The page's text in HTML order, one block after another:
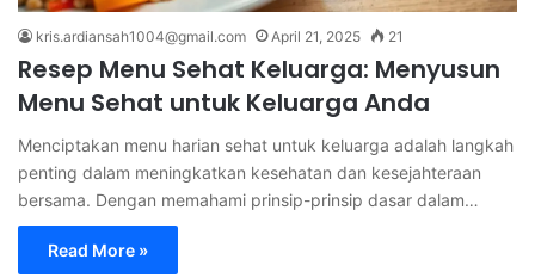
kris.ardiansah1004@gmail.com April 21, 2025 21
Resep Menu Sehat Keluarga: Menyusun
Menu Sehat untuk Keluarga Anda
Menciptakan menu harian sehat untuk keluarga adalah langkah
penting dalam meningkatkan kesehatan dan kesejahteraan
bersama. Dengan memahami prinsip-prinsip dasar dalam…
Read More »